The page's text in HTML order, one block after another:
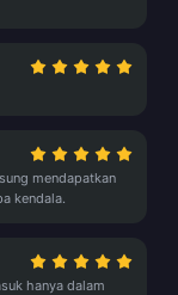
mendapatkan
kendala.
hanya dalam